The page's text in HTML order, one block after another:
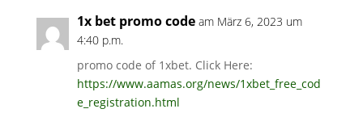
1x bet promo code am März 6, 2023 um
4:40 p.m.
promo code of 1xbet. Click Here:
https://www.aamas.org/news/1xbet_free_cod
e_registration.html